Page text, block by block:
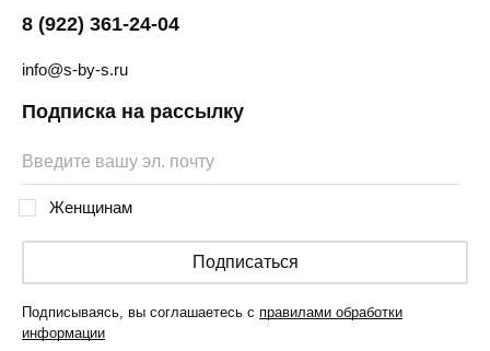
8 (922) 361-24-04
info@s-by-s.ru
Подписка на рассылку
Женщинам
Подписаться
Подписываясь, вы соглашаетесь с правилами обработки
информации